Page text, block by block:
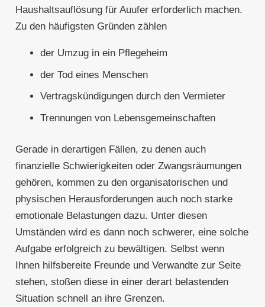
Haushaltsauflösung für Auufer erforderlich machen.
Zu den häufigsten Gründen zählen
der Umzug in ein Pflegeheim
der Tod eines Menschen
Vertragskündigungen durch den Vermieter
Trennungen von Lebensgemeinschaften
Gerade in derartigen Fällen, zu denen auch
finanzielle Schwierigkeiten oder Zwangsräumungen
gehören, kommen zu den organisatorischen und
physischen Herausforderungen auch noch starke
emotionale Belastungen dazu. Unter diesen
Umständen wird es dann noch schwerer, eine solche
Aufgabe erfolgreich zu bewältigen. Selbst wenn
Ihnen hilfsbereite Freunde und Verwandte zur Seite
stehen, stoßen diese in einer derart belastenden
Situation schnell an ihre Grenzen.